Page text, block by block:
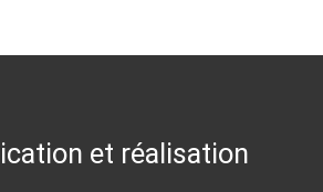
et réalisation